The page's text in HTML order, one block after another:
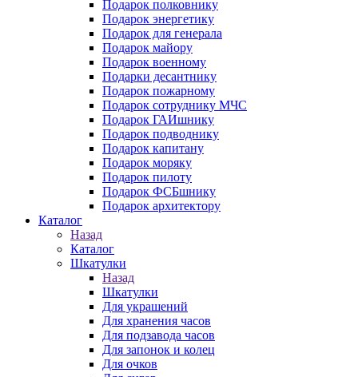
Подарок полковнику
Подарок энергетику
Подарок для генерала
Подарок майору
Подарок военному
Подарки десантнику
Подарок пожарному
Подарок сотруднику МЧС
Подарок ГАИшнику
Подарок подводнику
Подарок капитану
Подарок моряку
Подарок пилоту
Подарок ФСБшнику
Подарок архитектору
Каталог
Назад
Каталог
Шкатулки
Назад
Шкатулки
Для украшений
Для хранения часов
Для подзавода часов
Для запонок и колец
Для очков